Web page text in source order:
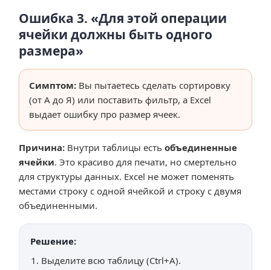
Ошибка 3. «Для этой операции
ячейки должны быть одного
размера»
Симптом: Вы пытаетесь сделать сортировку
(от А до Я) или поставить фильтр, а Excel
выдает ошибку про размер ячеек.
Причина: Внутри таблицы есть объединенные
ячейки. Это красиво для печати, но смертельно
для структуры данных. Excel не может поменять
местами строку с одной ячейкой и строку с двумя
объединенными.
Решение:
Выделите всю таблицу (Ctrl+A).